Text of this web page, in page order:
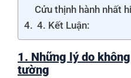
Cửu thịnh hành nhất
4. Kết Luận:
1. Những lý do
tường